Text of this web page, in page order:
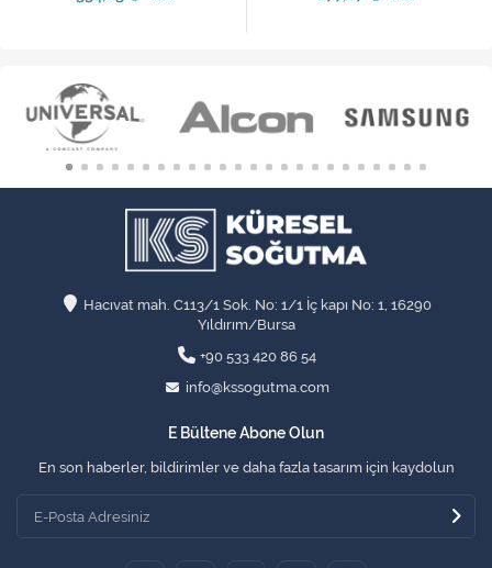
Hacıvat mah. C113/1 Sok. No: 1/1 İç kapı No: 1, 16290
Yıldırım/Bursa
+90 533 420 86 54
info@kssogutma.com
E Bültene Abone Olun
En son haberler, bildirimler ve daha fazla tasarım için kaydolun